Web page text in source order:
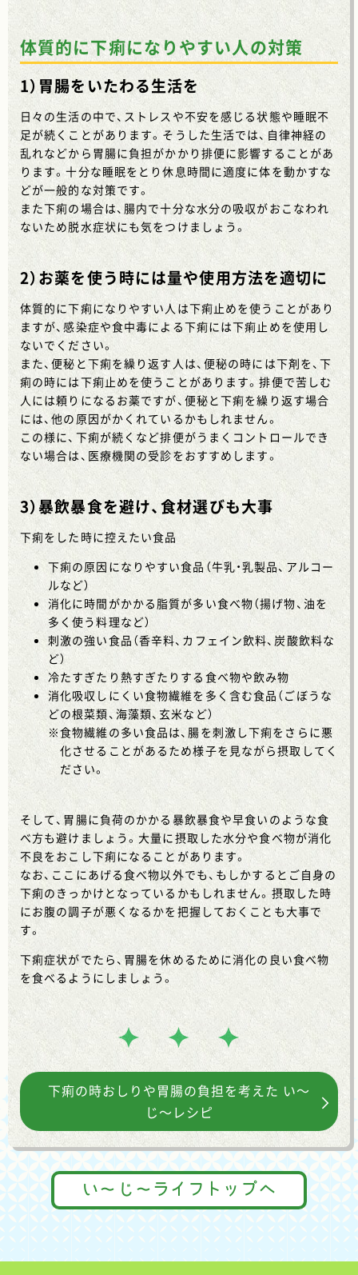
体質的に下痢になりやすい人の対策
1）胃腸をいたわる生活を
日々の生活の中で、ストレスや不安を感じる状態や睡眠不
足が続くことがあります。そうした生活では、自律神経の
乱れなどから胃腸に負担がかかり排便に影響することがあ
ります。十分な睡眠をとり休息時間に適度に体を動かすな
どが一般的な対策です。
また下痢の場合は、腸内で十分な水分の吸収がおこなわれ
ないため脱水症状にも気をつけましょう。
2）お薬を使う時には量や使用方法を適切に
体質的に下痢になりやすい人は下痢止めを使うことがあり
ますが、感染症や食中毒による下痢には下痢止めを使用し
ないでください。
また、便秘と下痢を繰り返す人は、便秘の時には下剤を、下
痢の時には下痢止めを使うことがあります。排便で苦しむ
人には頼りになるお薬ですが、便秘と下痢を繰り返す場合
には、他の原因がかくれているかもしれません。
この様に、下痢が続くなど排便がうまくコントロールでき
ない場合は、医療機関の受診をおすすめします。
3）暴飲暴食を避け、食材選びも大事
下痢をした時に控えたい食品
下痢の原因になりやすい食品（牛乳・乳製品、アルコー
ルなど）
消化に時間がかかる脂質が多い食べ物（揚げ物、油を
多く使う料理など）
刺激の強い食品（香辛料、カフェイン飲料、炭酸飲料な
ど）
冷たすぎたり熱すぎたりする食べ物や飲み物
消化吸収しにくい食物繊維を多く含む食品（ごぼうな
どの根菜類、海藻類、玄米など）
※食物繊維の多い食品は、腸を刺激し下痢をさらに悪
化させることがあるため様子を見ながら摂取してく
ださい。
そして、胃腸に負荷のかかる暴飲暴食や早食いのような食
べ方も避けましょう。大量に摂取した水分や食べ物が消化
不良をおこし下痢になることがあります。
なお、ここにあげる食べ物以外でも、もしかするとご自身の
下痢のきっかけとなっているかもしれません。摂取した時
にお腹の調子が悪くなるかを把握しておくことも大事で
す。
下痢症状がでたら、胃腸を休めるために消化の良い食べ物
を食べるようにしましょう。
下痢の時おしりや胃腸の負担を考えた い～
じ～レシピ
い～じ～ライフトップへ